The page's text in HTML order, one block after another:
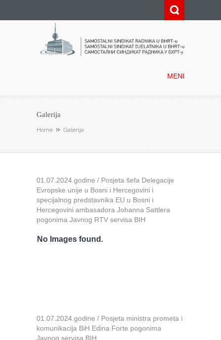
MENI
Galerija
Home Galerija
01.07.2024.godine / Posjeta šefa Delegacije
Evropske unije u Bosni i Hercegovini i
specijalnog predstavnika EU u Bosni i
Hercegovini ambasadora Johanna Sattlera
pogonima Javnog RTV servisa BIH
No Images found.
01.07.2024.godine / Posjeta ministra prometa i
komunikacija BiH Edina Forte pogonima
Javnog servisa BIH